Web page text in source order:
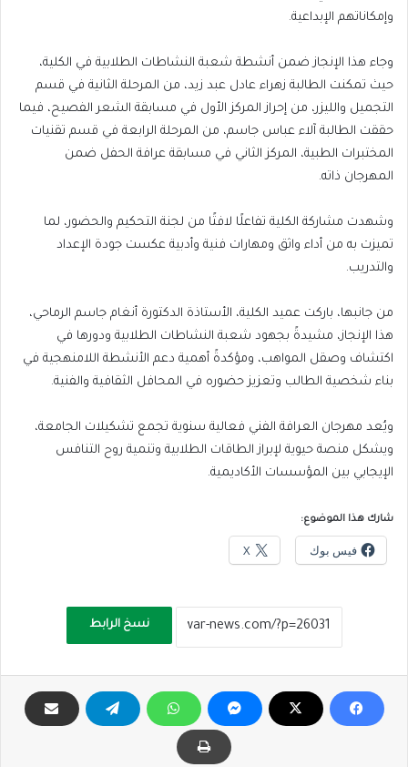
وإمكاناتهم الإبداعية.
وجاء هذا الإنجاز ضمن أنشطة شعبة النشاطات الطلابية في الكلية،
حيث تمكنت الطالبة زهراء عادل عبد زيد، من المرحلة الثانية في قسم
التجميل والليزر، من إحراز المركز الأول في مسابقة الشعر الفصيح، فيما
حققت الطالبة آلاء عباس جاسم، من المرحلة الرابعة في قسم تقنيات
المختبرات الطبية، المركز الثاني في مسابقة عرافة الحفل ضمن
المهرجان ذاته.
وشهدت مشاركة الكلية تفاعلًا لافتًا من لجنة التحكيم والحضور، لما
تميزت به من أداء واثق ومهارات فنية وأدبية عكست جودة الإعداد
والتدريب.
من جانبها، باركت عميد الكلية، الأستاذة الدكتورة أنغام جاسم الرماحي،
هذا الإنجاز، مشيدةً بجهود شعبة النشاطات الطلابية ودورها في
اكتشاف وصقل المواهب، ومؤكدةً أهمية دعم الأنشطة اللامنهجية في
بناء شخصية الطالب وتعزيز حضوره في المحافل الثقافية والفنية.
ويُعد مهرجان العرافة الفني فعالية سنوية تجمع تشكيلات الجامعة،
ويشكل منصة حيوية لإبراز الطاقات الطلابية وتنمية روح التنافس
الإيجابي بين المؤسسات الأكاديمية.
شارك هذا الموضوع:
فيس بوك X
نسخ الرابط